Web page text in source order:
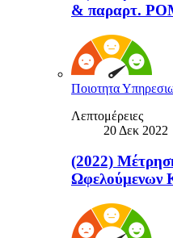
& παραρτ.
Ποιοτητα
Λεπτομέρειες
20 Δεκ 2022
(2022)